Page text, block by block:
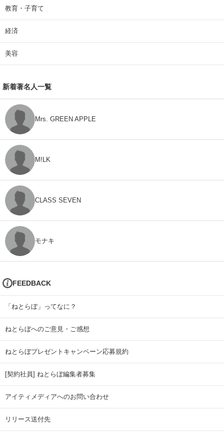
教育・子育て
経済
美容
新着著名人一覧
Mrs. GREEN APPLE
M!LK
CLASS SEVEN
モナキ
FEEDBACK
「ねとらぼ」ってなに？
ねとらぼへのご意見・ご感想
ねとらぼプレゼントキャンペーン応募規約
[契約社員] ねとらぼ編集者募集
アイティメディアへのお問い合わせ
リリース送付先